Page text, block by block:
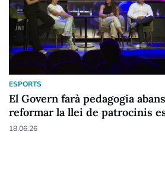
ESPORTS
El Govern farà pedagogia
reformar la llei de patrocinis
18.06.26